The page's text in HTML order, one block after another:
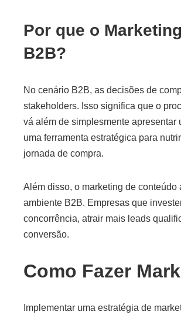
Por que o
B2B?
No cenário B2B, as decisões de
stakeholders. Isso significa que o
vá além de simplesmente apresentar
uma ferramenta estratégica para
jornada de compra.
Além disso, o marketing de
ambiente B2B. Empresas que
concorrência, atrair mais leads
conversão.
Como Fazer
Implementar uma estratégia de